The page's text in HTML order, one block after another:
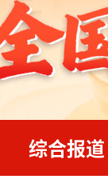
综合报道